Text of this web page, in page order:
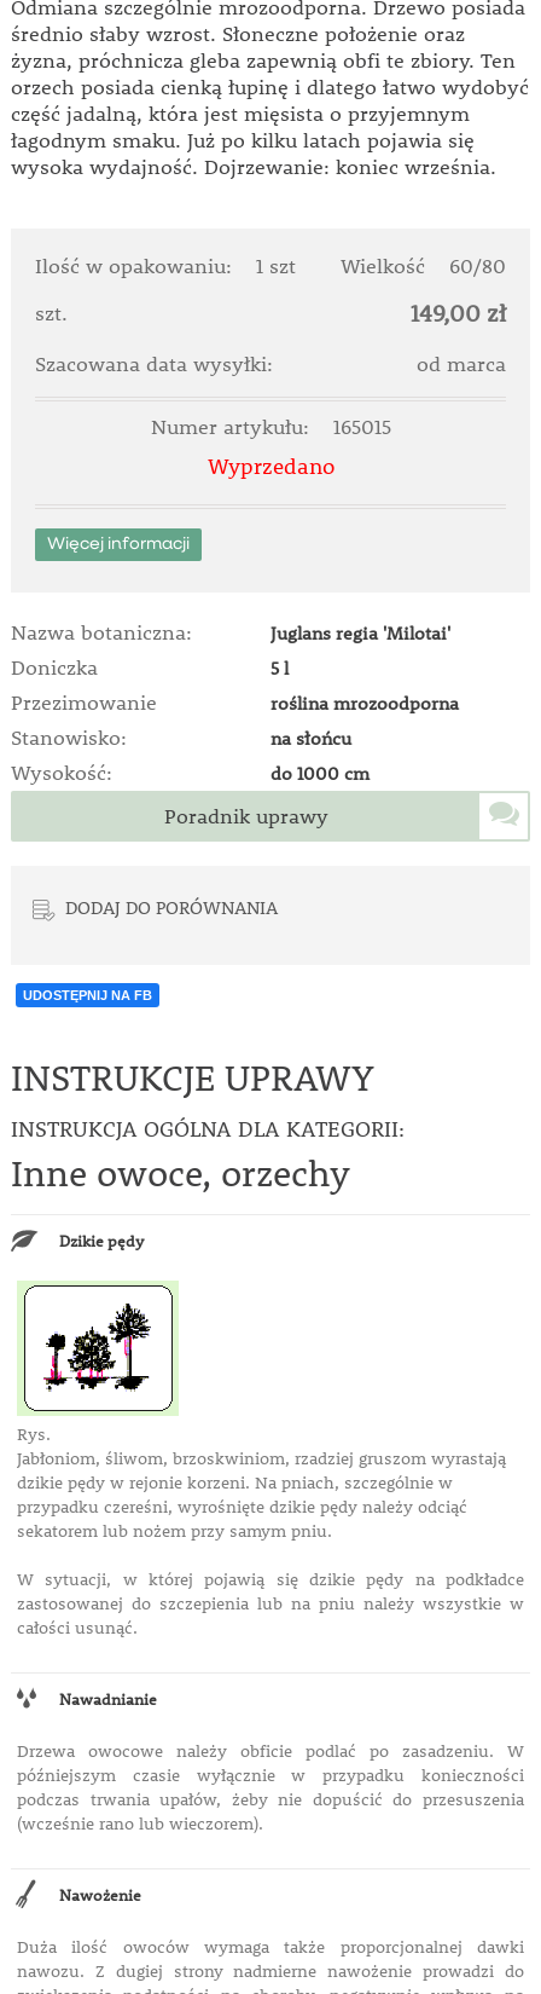
Odmiana szczególnie mrozoodporna. Drzewo posiada
średnio słaby wzrost. Słoneczne położenie oraz
żyzna, próchnicza gleba zapewnią obfi te zbiory. Ten
orzech posiada cienką łupinę i dlatego łatwo wydobyć
część jadalną, która jest mięsista o przyjemnym
łagodnym smaku. Już po kilku latach pojawia się
wysoka wydajność. Dojrzewanie: koniec września.
Ilość w opakowaniu: 1 szt Wielkość
60/80
szt.
149,00 zł
Szacowana data wysyłki: od marca
Numer artykułu: 165015
Wyprzedano
Więcej informacji
Nazwa botaniczna: Juglans regia 'Milotai'
Doniczka 5 l
Przezimowanie roślina mrozoodporna
Stanowisko: na słońcu
Wysokość: do 1000 cm
Poradnik uprawy
DODAJ DO PORÓWNANIA
UDOSTĘPNIJ NA FB
INSTRUKCJE UPRAWY
INSTRUKCJA OGÓLNA DLA KATEGORII:
Inne owoce, orzechy
Dzikie pędy
Rys.
Jabłoniom, śliwom, brzoskwiniom, rzadziej gruszom wyrastają
dzikie pędy w rejonie korzeni. Na pniach, szczególnie w
przypadku czereśni, wyrośnięte dzikie pędy należy odciąć
sekatorem lub nożem przy samym pniu.
W sytuacji, w której pojawią się dzikie pędy na podkładce
zastosowanej do szczepienia lub na pniu należy wszystkie w
całości usunąć.
Nawadnianie
Drzewa owocowe należy obficie podlać po zasadzeniu. W
późniejszym czasie wyłącznie w przypadku konieczności
podczas trwania upałów, żeby nie dopuścić do przesuszenia
(wcześnie rano lub wieczorem).
Nawożenie
Duża ilość owoców wymaga także proporcjonalnej dawki
nawozu. Z dugiej strony nadmierne nawożenie prowadzi do